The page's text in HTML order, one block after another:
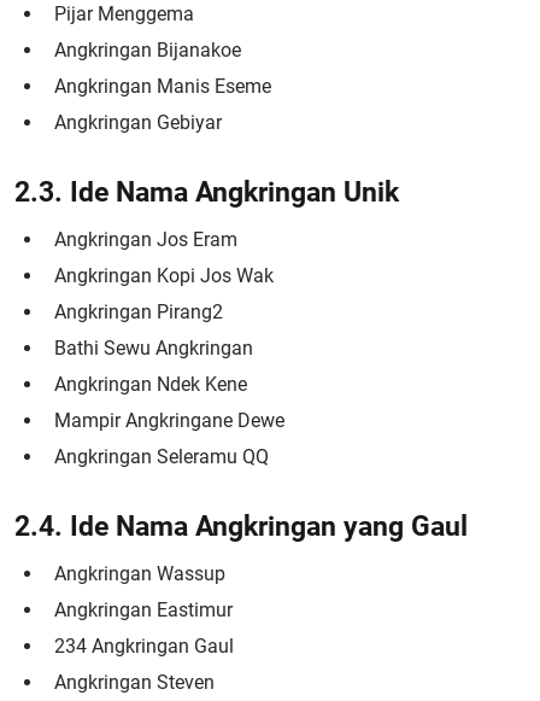
Pijar Menggema
Angkringan Bijanakoe
Angkringan Manis Eseme
Angkringan Gebiyar
2.3. Ide Nama Angkringan Unik
Angkringan Jos Eram
Angkringan Kopi Jos Wak
Angkringan Pirang2
Bathi Sewu Angkringan
Angkringan Ndek Kene
Mampir Angkringane Dewe
Angkringan Seleramu QQ
2.4. Ide Nama Angkringan yang Gaul
Angkringan Wassup
Angkringan Eastimur
234 Angkringan Gaul
Angkringan Steven